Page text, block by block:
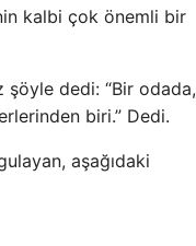
kalbi çok önemli bir
şöyle dedi: “Bir odada,
biri.” Dedi.
aşağıdaki